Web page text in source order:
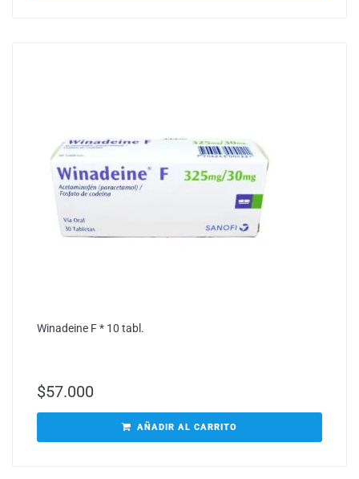
Winadeine F * 10 tabl.
$57.000
AÑADIR AL CARRITO